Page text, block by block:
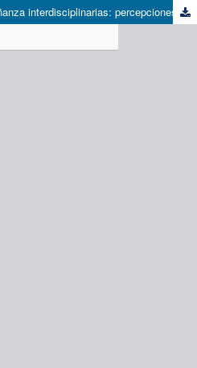
Uso de estrategias de enseñanza interdisciplinarias: percepciones del estudiantado sobre su aprendizaje a partir de la implementación de un proyecto ABP sobre contaminación acústica